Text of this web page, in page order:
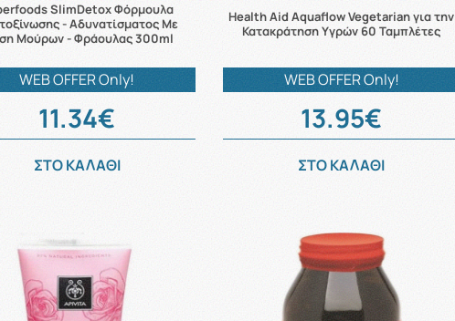
SlimDetox Φόρμουλα
- Αδυνατίσματος Με
Μούρων - Φράουλας 300ml
WEB OFFER Only!
11.34€
ΣΤΟ ΚΑΛΑΘΙ
Health Aid Aquaflow Vegetarian για την
Κατακράτηση Υγρών 60 Ταμπλέτες
WEB OFFER Only!
13.95€
ΣΤΟ ΚΑΛΑΘΙ